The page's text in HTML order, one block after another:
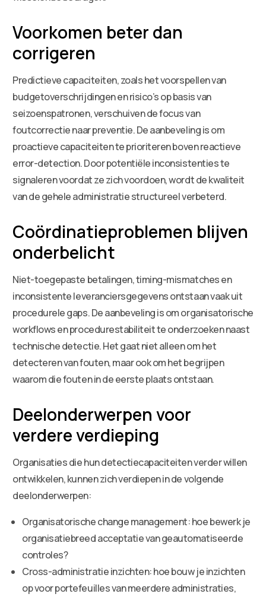
Voorkomen beter dan
corrigeren
Predictieve capaciteiten, zoals het voorspellen van
budgetoverschrijdingen en risico’s op basis van
seizoenspatronen, verschuiven de focus van
foutcorrectie naar preventie. De aanbeveling is om
proactieve capaciteiten te prioriteren boven reactieve
error-detection. Door potentiële inconsistenties te
signaleren voordat ze zich voordoen, wordt de kwaliteit
van de gehele administratie structureel verbeterd.
Coördinatieproblemen blijven
onderbelicht
Niet-toegepaste betalingen, timing-mismatches en
inconsistente leveranciersgegevens ontstaan vaak uit
procedurele gaps. De aanbeveling is om organisatorische
workflows en procedurestabiliteit te onderzoeken naast
technische detectie. Het gaat niet alleen om het
detecteren van fouten, maar ook om het begrijpen
waarom die fouten in de eerste plaats ontstaan.
Deelonderwerpen voor
verdere verdieping
Organisaties die hun detectiecapaciteiten verder willen
ontwikkelen, kunnen zich verdiepen in de volgende
deelonderwerpen:
Organisatorische change management: hoe bewerk je
organisatiebreed acceptatie van geautomatiseerde
controles?
Cross-administratie inzichten: hoe bouw je inzichten
op voor portefeuilles van meerdere administraties,